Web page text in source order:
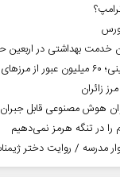
رکوردشکنی تردد اربعینی؛ ۶۰
زائران
هوش مصنوعی قابل
را در تنگه هرمز نمی‌دهیم
مدرسه / روایت دختر